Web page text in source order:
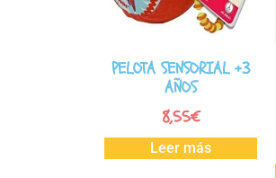
PELOTA SENSORIAL +3
AÑOS
8,55€
Leer más